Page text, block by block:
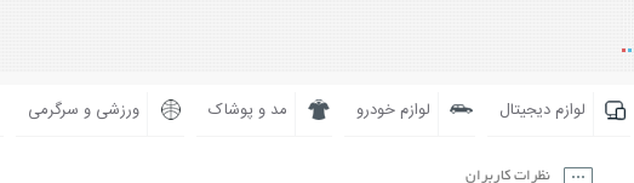
لوازم دیجیتال لوازم خودرو مد و پوشاک ورزشی و سرگرمی
نظرات کاربران